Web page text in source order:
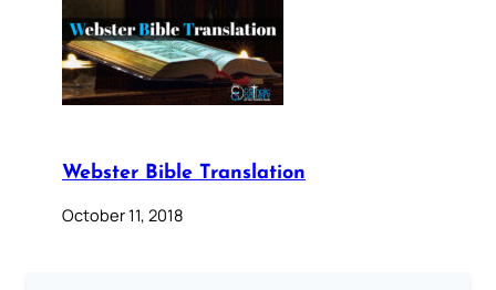
Webster Bible Translation
October 11, 2018